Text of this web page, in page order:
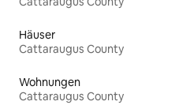
Häuser
Cattaraugus County
Wohnungen
Cattaraugus County